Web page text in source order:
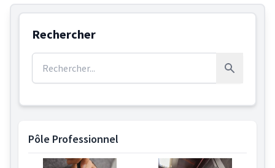
Rechercher
Rechercher
Pôle Professionnel